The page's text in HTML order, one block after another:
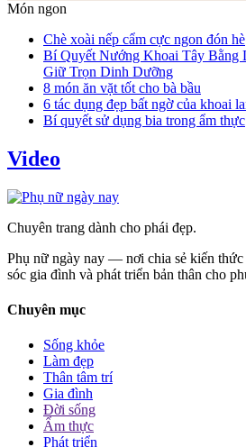
Món ngon
Chè xoài nếp cẩm cực ngon đón hè
Bí Quyết Nướng Khoai Tây Bằng
Giữ Trọn Dinh Dưỡng
8 món ăn vặt tốt cho bà bầu
6 tác dụng đẹp bất ngờ của khoai
Bí quyết sử dụng bia trong ẩm thực
Video
Chuyên trang dành cho phái đẹp.
Phụ nữ ngày nay — nơi chia sẻ kiến thức
sóc gia đình và phát triển bản thân cho
Chuyên mục
Sống khỏe
Làm đẹp
Thân tâm trí
Gia đình
Đời sống
Ẩm thực
Phát triển